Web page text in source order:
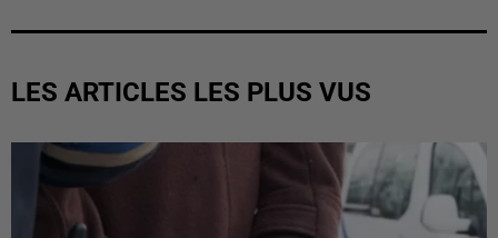
LES ARTICLES LES PLUS VUS